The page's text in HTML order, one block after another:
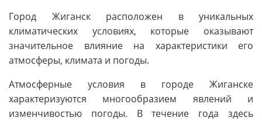
Город Жиганск расположен в уникальных
климатических условиях, которые оказывают
значительное влияние на характеристики его
атмосферы, климата и погоды.
Атмосферные условия в городе Жиганске
характеризуются многообразием явлений и
изменчивостью погоды. В течение года здесь